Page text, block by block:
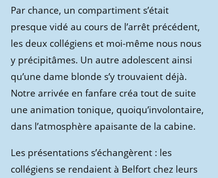
Par chance, un compartiment s’était
presque vidé au cours de l’arrêt précédent,
les deux collégiens et moi-même nous nous
y précipitâmes. Un autre adolescent ainsi
qu’une dame blonde s’y trouvaient déjà.
Notre arrivée en fanfare créa tout de suite
une animation tonique, quoiqu’involontaire,
dans l’atmosphère apaisante de la cabine.
Les présentations s’échangèrent : les
collégiens se rendaient à Belfort chez leurs